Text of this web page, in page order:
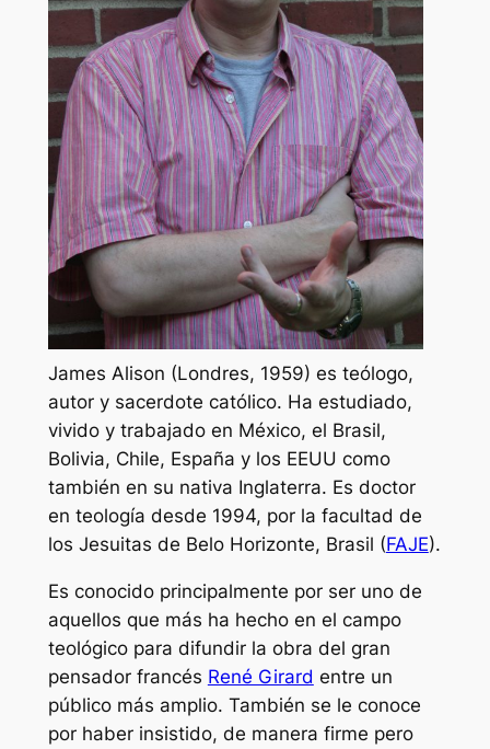
James Alison (Londres, 1959) es teólogo,
autor y sacerdote católico. Ha estudiado,
vivido y trabajado en México, el Brasil,
Bolivia, Chile, España y los EEUU como
también en su nativa Inglaterra. Es doctor
en teología desde 1994, por la facultad de
los Jesuitas de Belo Horizonte, Brasil (FAJE).
Es conocido principalmente por ser uno de
aquellos que más ha hecho en el campo
teológico para difundir la obra del gran
pensador francés René Girard entre un
público más amplio. También se le conoce
por haber insistido, de manera firme pero